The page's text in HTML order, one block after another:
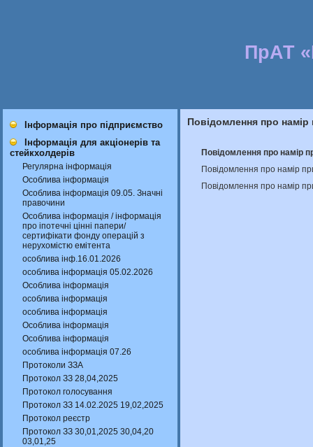
ПрАТ
Інформація про підприємство
Інформація для акціонерів та
стейкхолдерів
Регулярна інформація
Особлива інформація
Особлива інформація 09.05. Значні
правочини
Особлива інформація / інформація
про іпотечні цінні папери/
сертифікати фонду операцій з
нерухомістю емітента
особлива інф.16.01.2026
особлива інформація 05.02.2026
Особлива інформація
особлива інформація
особлива інформація
Особлива інформація
Особлива інформація
особлива інформація 07.26
Протоколи ЗЗА
Протокол ЗЗ 28,04,2025
Протокол голосування
Протокол ЗЗ 14.02.2025 19,02,2025
Протокол реєстр
Протокол ЗЗ 30,01,2025 30,04,20
03,01,25
Повідомлення про намір
Повідомлення про намір
Повідомлення про намір
Повідомлення про намір